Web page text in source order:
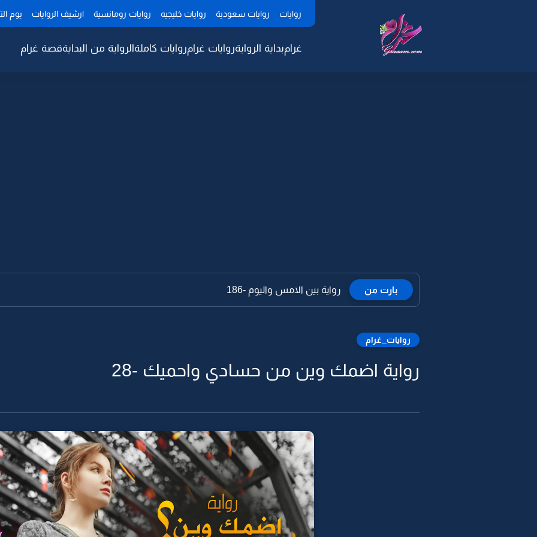
روايات روايات سعودية روايات خليجيه روايات رومانسية ارشيف الروايات يوم
غرامبداية الروايةروايات غرامروايات كاملةالرواية من البدايةقصة غرام
بارت من رواية بين الامس واليوم -185
روايات_غرام
رواية اضمك وين من حسادي واحميك -28